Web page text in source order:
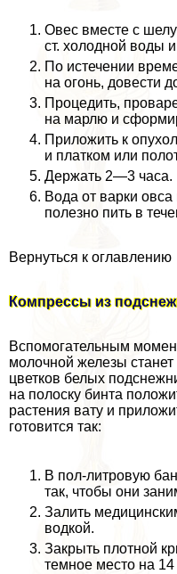
Овес вместе с
ст. холодной воды
По истечении
на огонь, довести
Процедить,
на марлю и
Приложить к
и платком или
Держать 2—3 часа.
Вода от варки
полезно пить в
Вернуться к оглавлению
Компрессы из
Вспомогательным
молочной железы
цветков белых
на полоску бинта
растения вату и
готовится так:
В пол-литровую
так, чтобы они
Залить
водкой.
Закрыть плотной
темное место на 14